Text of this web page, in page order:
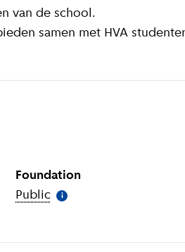
van de school.
samen met HVA
)
Foundation
Public More information
i